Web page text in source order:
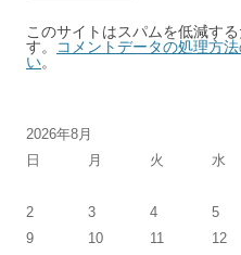
このサイトはスパムを低減す
す。
コメントデータの処理方
い。
2026年8月
日
月 火 水
2
3 4 5
9
10 11 12